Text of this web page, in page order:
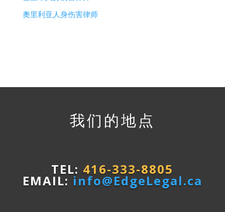
奧里利亚人身伤害律师
我们的地点
TEL: 416-333-8805
EMAIL: info@EdgeLegal.ca